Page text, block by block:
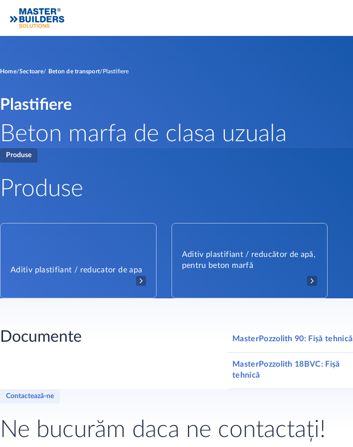
Home Sectoare Beton de transport Plastifiere
Plastifiere
Beton marfa de clasa uzuala
Produse
Produse
Aditiv plastifiant / reducator de apa
Aditiv plastifiant / reducător de apă,
pentru beton marfă
Documente MasterPozzolith 90: Fișă tehnică
MasterPozzolith 18BVC: Fișă
tehnică
Contactează-ne
Ne bucurăm daca ne contactați!